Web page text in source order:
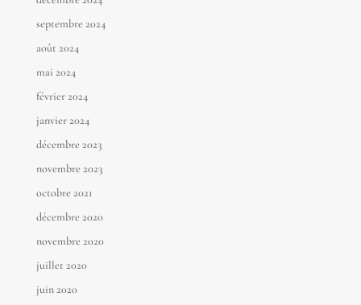
septembre 2024
août 2024
mai 2024
février 2024
janvier 2024
décembre 2023
novembre 2023
octobre 2021
décembre 2020
novembre 2020
juillet 2020
juin 2020